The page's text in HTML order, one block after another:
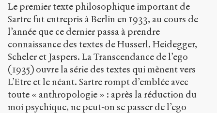
Le premier texte philosophique important de
Sartre fut entrepris à Berlin en 1933, au cours de
l’année que ce dernier passa à prendre
connaissance des textes de Husserl, Heidegger,
Scheler et Jaspers. La Transcendance de l’ego
(1935) ouvre la série des textes qui mènent vers
L’Etre et le néant. Sartre rompt d’emblée avec
toute « anthropologie » : après la réduction du
moi psychique, ne peut-on se passer de l’ego